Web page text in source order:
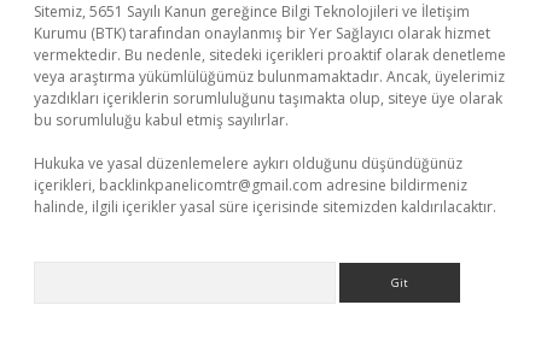
Sitemiz, 5651 Sayılı Kanun gereğince Bilgi Teknolojileri ve İletişim
Kurumu (BTK) tarafından onaylanmış bir Yer Sağlayıcı olarak hizmet
vermektedir. Bu nedenle, sitedeki içerikleri proaktif olarak denetleme
veya araştırma yükümlülüğümüz bulunmamaktadır. Ancak, üyelerimiz
yazdıkları içeriklerin sorumluluğunu taşımakta olup, siteye üye olarak
bu sorumluluğu kabul etmiş sayılırlar.
Hukuka ve yasal düzenlemelere aykırı olduğunu düşündüğünüz
içerikleri, backlinkpanelicomtr@gmail.com adresine bildirmeniz
halinde, ilgili içerikler yasal süre içerisinde sitemizden kaldırılacaktır.